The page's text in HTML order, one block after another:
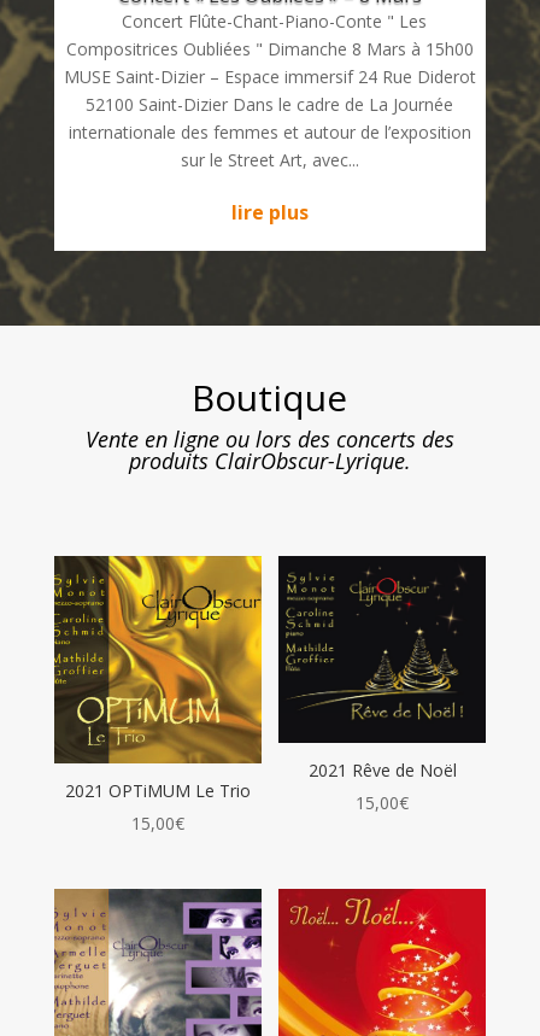
Concert Flûte-Chant-Piano-Conte " Les
Compositrices Oubliées " Dimanche 8 Mars à 15h00
MUSE Saint-Dizier – Espace immersif 24 Rue Diderot
52100 Saint-Dizier Dans le cadre de La Journée
internationale des femmes et autour de l’exposition
sur le Street Art, avec...
lire plus
Boutique
Vente en ligne ou lors des concerts des
produits ClairObscur-Lyrique.
2021 OPTiMUM Le Trio
15,00€
2021 Rêve de Noël
15,00€